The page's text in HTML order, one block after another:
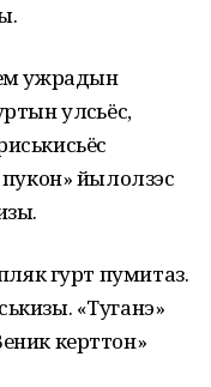
ужрадын
улӥсьёс,
йылолзэс
гурт пумитаз.
«Туганэ»
керттон»